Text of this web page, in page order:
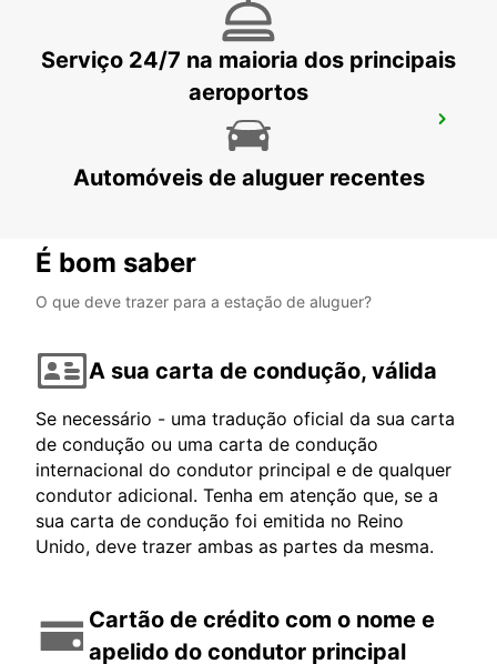
LIVERPOOL - UNITED KINGDOM
Serviço 24/7 na maioria dos principais
aeroportos
Automóveis de aluguer recentes
É bom saber
O que deve trazer para a estação de aluguer?
A sua carta de condução, válida
Se necessário - uma tradução oficial da sua carta
de condução ou uma carta de condução
internacional do condutor principal e de qualquer
condutor adicional. Tenha em atenção que, se a
sua carta de condução foi emitida no Reino
Unido, deve trazer ambas as partes da mesma.
Cartão de crédito com o nome e
apelido do condutor principal